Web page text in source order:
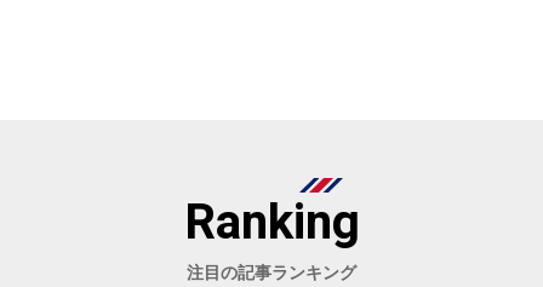
Ranking
注目の記事ランキング